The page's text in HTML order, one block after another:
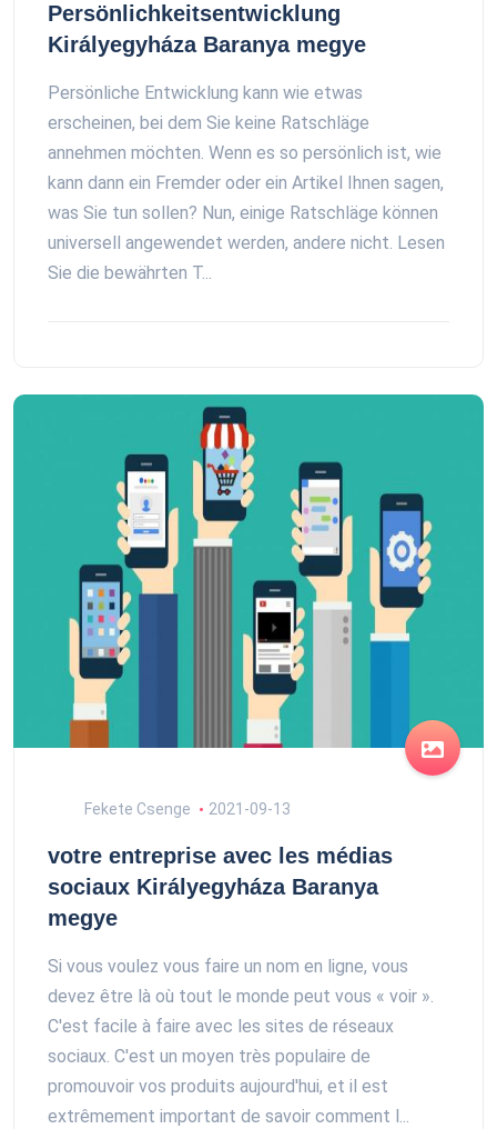
Persönlichkeitsentwicklung
Királyegyháza Baranya megye
Persönliche Entwicklung kann wie etwas
erscheinen, bei dem Sie keine Ratschläge
annehmen möchten. Wenn es so persönlich ist, wie
kann dann ein Fremder oder ein Artikel Ihnen sagen,
was Sie tun sollen? Nun, einige Ratschläge können
universell angewendet werden, andere nicht. Lesen
Sie die bewährten T...
Fekete Csenge 2021-09-13
votre entreprise avec les médias
sociaux Királyegyháza Baranya
megye
Si vous voulez vous faire un nom en ligne, vous
devez être là où tout le monde peut vous « voir ».
C'est facile à faire avec les sites de réseaux
sociaux. C'est un moyen très populaire de
promouvoir vos produits aujourd'hui, et il est
extrêmement important de savoir comment l...